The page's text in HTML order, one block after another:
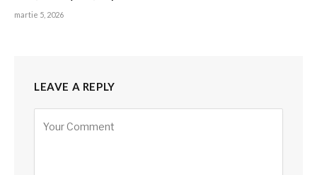
martie 5, 2026
LEAVE A REPLY